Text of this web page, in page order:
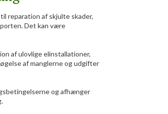
reparation af skjulte skader,
Det kan være
af ulovlige elinstallationer,
af manglerne og udgifter
og afhænger